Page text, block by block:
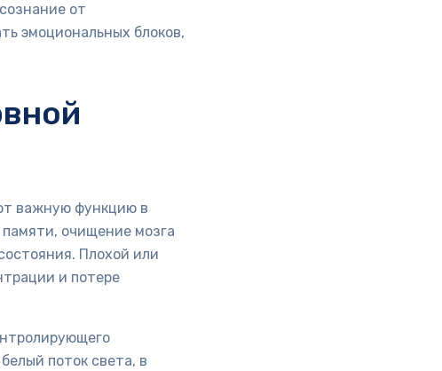
от
эмоциональных блоков,
важную функцию в
очищение мозга
Плохой или
и потере
поток света, в